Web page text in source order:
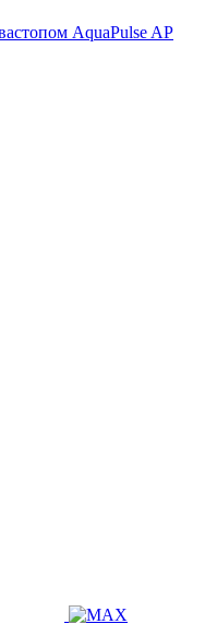
AquaPulse AP